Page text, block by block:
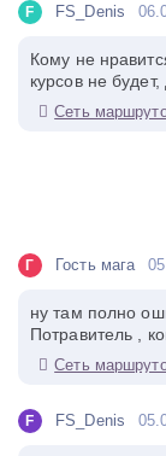
F FS_Denis
Кому не
курсов не
Сеть
Г Гость мага
ну там полно
Потравитель ,
Сеть
F FS_Denis